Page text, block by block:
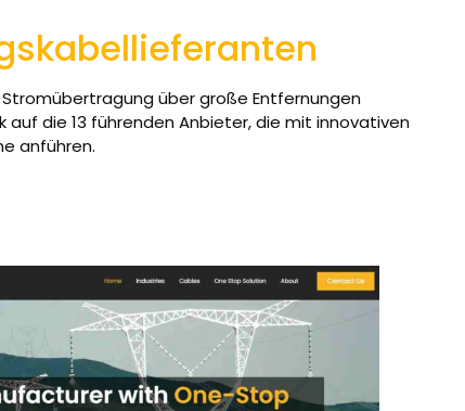
über große Entfernungen
auf die 13 führenden Anbieter, die mit innovativen
anführen.